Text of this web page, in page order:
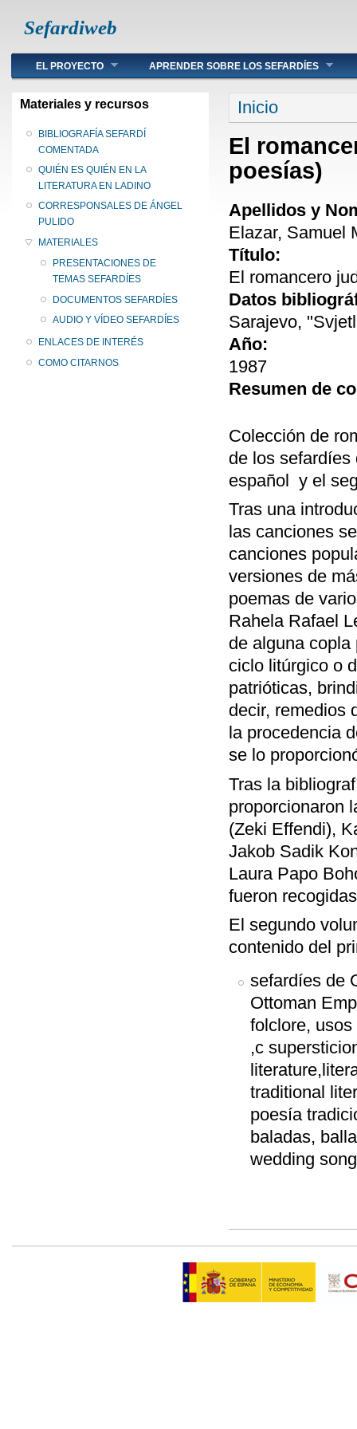
Sefardiweb
Main menu
EL PROYECTO APRENDER SOBRE LOS SEFARDÍES
Materiales y recursos
BIBLIOGRAFÍA SEFARDÍ
COMENTADA
QUIÉN ES QUIÉN EN LA
LITERATURA EN LADINO
CORRESPONSALES DE ÁNGEL
PULIDO
MATERIALES
PRESENTACIONES DE
TEMAS SEFARDÍES
DOCUMENTOS SEFARDÍES
AUDIO Y VÍDEO SEFARDÍES
ENLACES DE INTERÉS
COMO CITARNOS
Se encuentra
Inicio
El
poesías)
Apellidos y
Elazar, Samuel
Título:
El romancero
Datos
Sarajevo,
Año:
1987
Resumen de
Colección de
de los sefardíes
español y el
Tras una
las canciones
canciones
versiones de
poemas de
Rahela Rafael
de alguna
ciclo litúrgico o
patrióticas,
decir, remedios
la procedencia
se lo
Tras la
proporcionaron
(Zeki Effendi),
Jakob Sadik
Laura Papo
fueron
El segundo
contenido del
sefardíes de
Ottoman
folclore,
,c
traditional
poesía
baladas,
wedding